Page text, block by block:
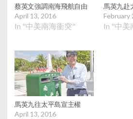
蔡英文強調南海飛航自由
April 13, 2016
In "中美南海衝突"
馬英九赴
February
In "中美
馬英九往太平島宣主權
April 13, 2016